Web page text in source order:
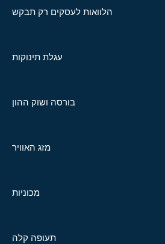
הלוואות לעסקים רק תבקש
עגלת תינוקות
בורסה ושוק ההון
מזג האוויר
מכוניות
תעופה קלה